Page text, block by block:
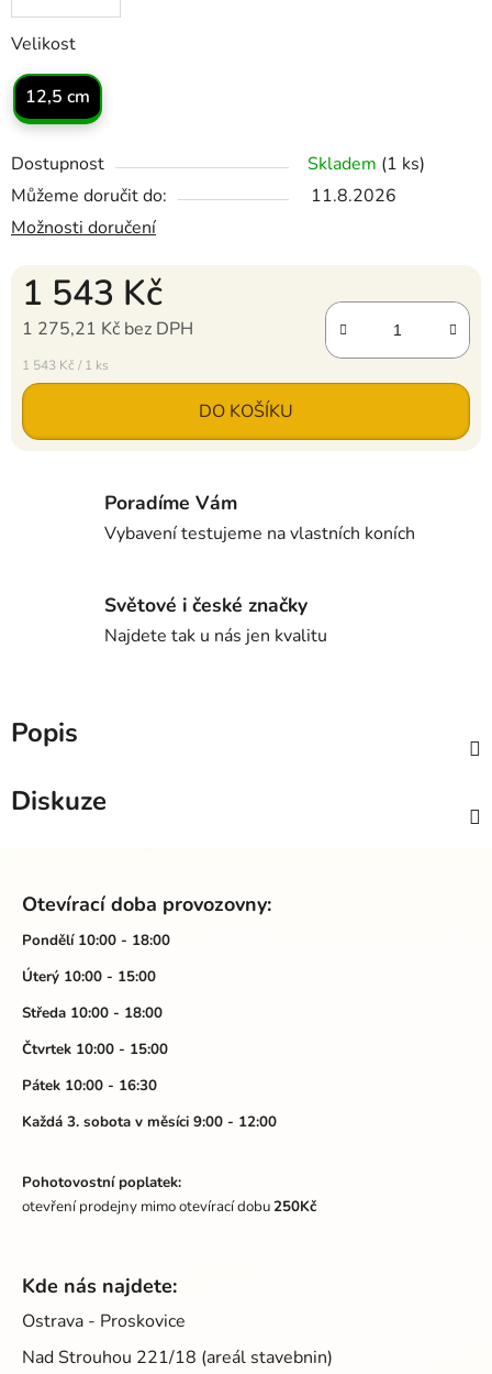
Velikost
12,5 cm
Dostupnost Skladem (1 ks)
Můžeme doručit do:
11.8.2026
Možnosti doručení
1 543 Kč
1 275,21 Kč bez DPH
Měrná cena:
1 543 Kč / 1 ks
DO KOŠÍKU
Poradíme Vám
Vybavení testujeme na vlastních koních
Světové i české značky
Najdete tak u nás jen kvalitu
Popis
Diskuze
Otevírací doba provozovny:
Pondělí 10:00 - 18:00
Úterý 10:00 - 15:00
Středa 10:00 - 18:00
Čtvrtek 10:00 - 15:00
Pátek 10:00 - 16:30
Každá 3. sobota v měsíci 9:00 - 12:00
Pohotovostní poplatek:
otevření prodejny mimo otevírací dobu250Kč
Kde nás najdete:
Ostrava - Proskovice
Nad Strouhou 221/18 (areál stavebnin)